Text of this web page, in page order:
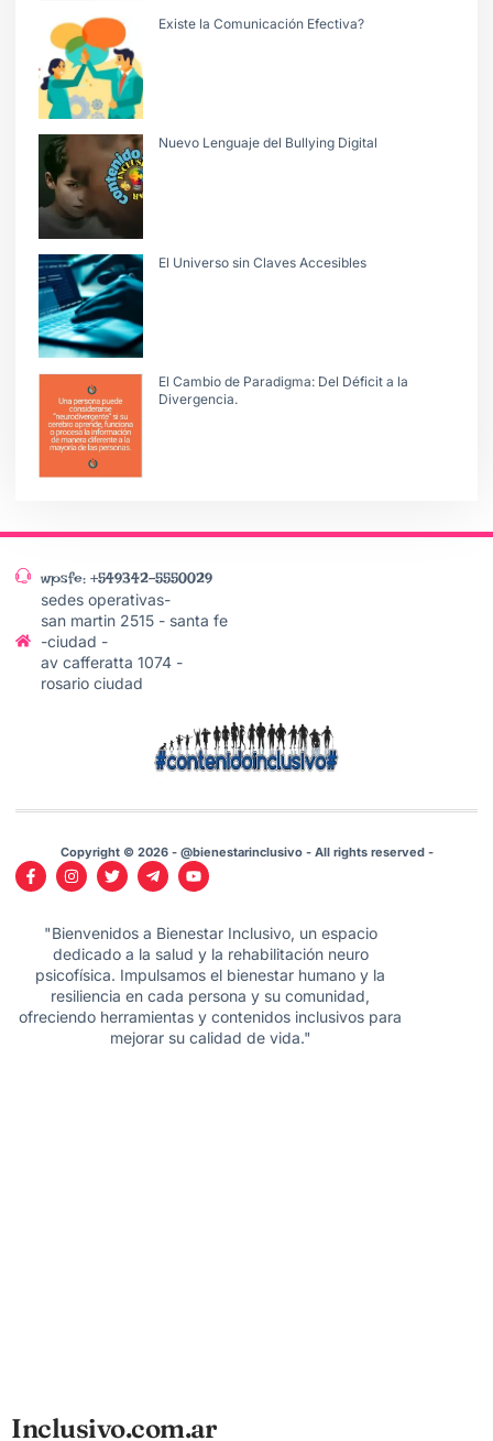
Existe la Comunicación Efectiva?
Nuevo Lenguaje del Bullying Digital
El Universo sin Claves Accesibles
El Cambio de Paradigma: Del Déficit a la
Divergencia.
wpsfe: +549342-5550029
sedes operativas-
san martin 2515 - santa fe
-ciudad -
av cafferatta 1074 -
rosario ciudad
Copyright © 2026 - @bienestarinclusivo - All rights reserved -
"Bienvenidos a Bienestar Inclusivo, un espacio
dedicado a la salud y la rehabilitación neuro
psicofísica. Impulsamos el bienestar humano y la
resiliencia en cada persona y su comunidad,
ofreciendo herramientas y contenidos inclusivos para
mejorar su calidad de vida."
Inclusivo.com.ar